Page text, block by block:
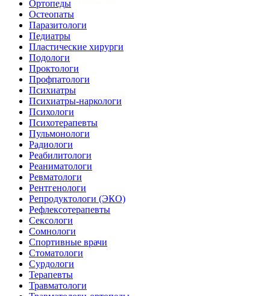
Ортопеды
Остеопаты
Паразитологи
Педиатры
Пластические хирурги
Подологи
Проктологи
Профпатологи
Психиатры
Психиатры-наркологи
Психологи
Психотерапевты
Пульмонологи
Радиологи
Реабилитологи
Реаниматологи
Ревматологи
Рентгенологи
Репродуктологи (ЭКО)
Рефлексотерапевты
Сексологи
Сомнологи
Спортивные врачи
Стоматологи
Сурдологи
Терапевты
Травматологи